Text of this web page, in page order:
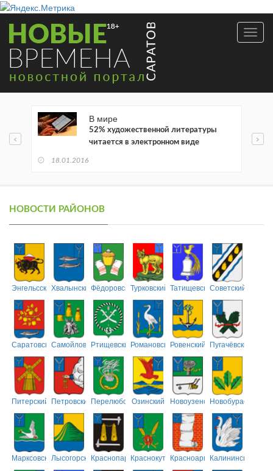
В мире
52% художественной литературы
читается в электронном виде
18.01.2016
НОВОСТИ РАЙОНОВ
ЭнгельсскийХвалынскийФёдоровскийТурковский ТатищевскийСоветский
СаратовскийСамойловскийРтищевскийРомановскийРовенский Пугачёвский
Питерский ПетровскийПерелюбскийОзинский НовоузенскийНовобурасский
МарксовскийЛысогорскийКраснопартизанский
КраснокутскийКрасноармейский
Калининский